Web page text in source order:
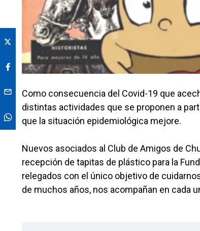
Como consecuencia del Covid-19 que
distintas actividades que se proponen a
que la situación epidemiológica mejore.
Nuevos asociados al Club de Amigos de
recepción de tapitas de plástico para la
relegados con el único objetivo de
de muchos años, nos acompañan en cada